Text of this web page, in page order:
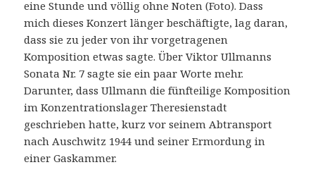
eine Stunde und völlig ohne Noten (Foto). Dass
mich dieses Konzert länger beschäftigte, lag daran,
dass sie zu jeder von ihr vorgetragenen
Komposition etwas sagte. Über Viktor Ullmanns
Sonata Nr. 7 sagte sie ein paar Worte mehr.
Darunter, dass Ullmann die fünfteilige Komposition
im Konzentrationslager Theresienstadt
geschrieben hatte, kurz vor seinem Abtransport
nach Auschwitz 1944 und seiner Ermordung in
einer Gaskammer.